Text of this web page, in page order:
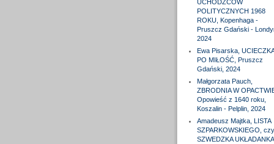
UCHODŹCÓW
POLITYCZNYCH 1968
ROKU, Kopenhaga -
Pruszcz Gdański -
2024
Ewa Pisarska, UCIECZKA
PO MIŁOŚĆ, Pruszcz
Gdański, 2024
Małgorzata Pauch,
ZBRODNIA W
Opowieść z 1640 roku,
Koszalin - Pelplin, 2024
Amadeusz Majtka, LISTA
SZPARKOWSKIEGO,
SZWEDZKA UKŁADANKA,